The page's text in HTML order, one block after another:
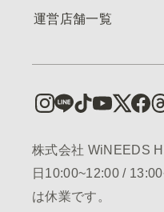
運営店舗一覧
株式会社 WiNEEDS
日10:00~12:00 /
は休業です。